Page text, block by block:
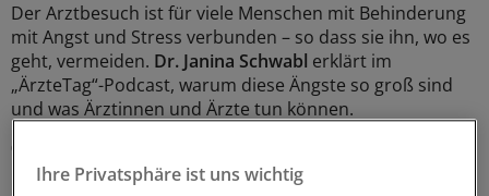
Der Arztbesuch ist für viele Menschen mit Behinderung
mit Angst und Stress verbunden – so dass sie ihn, wo es
geht, vermeiden. Dr. Janina Schwabl erklärt im
„ÄrzteTag“-Podcast, warum diese Ängste so groß sind
und was Ärztinnen und Ärzte tun können.
05.08.2026
Ihre Privatsphäre ist uns wichtig